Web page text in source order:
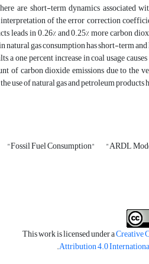
are short-term dynamics associated
of the error correction
leads in 0.26% and 0.25% more carbon
natural gas consumption has short-term
a one percent increase in coal usage
of carbon dioxide emissions due to
use of natural gas and petroleum
"Fossil Fuel Consumption" "ARDL
This work is licensed under aCreative
Attribution 4.0
.